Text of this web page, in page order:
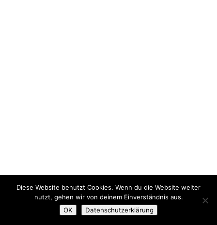
Diese Website benutzt Cookies. Wenn du die Website weiter
nutzt, gehen wir von deinem Einverständnis aus.
OK
Datenschutzerklärung